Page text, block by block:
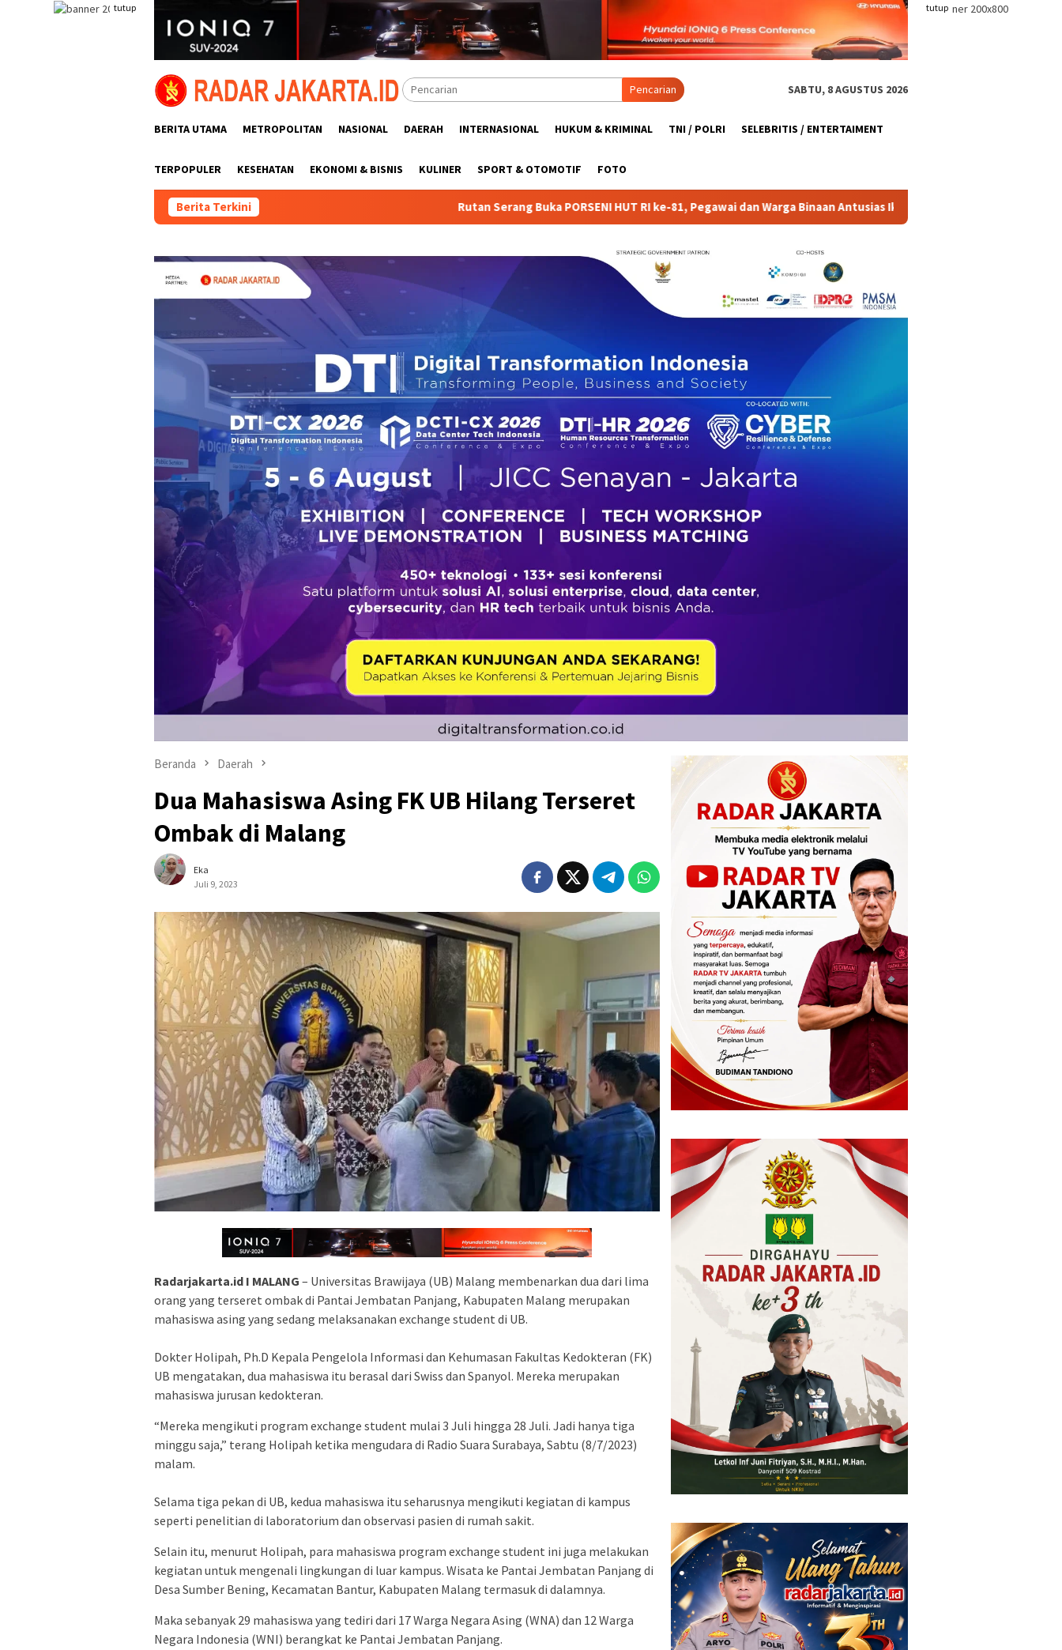
tutup tutup
Pencarian SABTU, 8 AGUSTUS 2026
BERITA UTAMA METROPOLITAN NASIONAL DAERAH INTERNASIONAL HUKUM & KRIMINAL TNI / POLRI SELEBRITIS / ENTERTAIMENT
TERPOPULER KESEHATAN EKONOMI & BISNIS KULINER SPORT & OTOMOTIF FOTO
Berita Terkini Rutan Serang Buka PORSENI HUT RI ke-81, Pegawai dan Warga Binaan Antusias Ikut Lomba Hadiri Konfercab I GPM Kota Yogyakarta,
Beranda Daerah
Dua Mahasiswa Asing FK UB Hilang Terseret
Ombak di Malang
Eka
Juli 9, 2023
Radarjakarta.id I MALANG – Universitas Brawijaya (UB) Malang membenarkan dua dari lima
orang yang terseret ombak di Pantai Jembatan Panjang, Kabupaten Malang merupakan
mahasiswa asing yang sedang melaksanakan exchange student di UB.
Dokter Holipah, Ph.D Kepala Pengelola Informasi dan Kehumasan Fakultas Kedokteran (FK)
UB mengatakan, dua mahasiswa itu berasal dari Swiss dan Spanyol. Mereka merupakan
mahasiswa jurusan kedokteran.
“Mereka mengikuti program exchange student mulai 3 Juli hingga 28 Juli. Jadi hanya tiga
minggu saja,” terang Holipah ketika mengudara di Radio Suara Surabaya, Sabtu (8/7/2023)
malam.
Selama tiga pekan di UB, kedua mahasiswa itu seharusnya mengikuti kegiatan di kampus
seperti penelitian di laboratorium dan observasi pasien di rumah sakit.
Selain itu, menurut Holipah, para mahasiswa program exchange student ini juga melakukan
kegiatan untuk mengenali lingkungan di luar kampus. Wisata ke Pantai Jembatan Panjang di
Desa Sumber Bening, Kecamatan Bantur, Kabupaten Malang termasuk di dalamnya.
Maka sebanyak 29 mahasiswa yang tediri dari 17 Warga Negara Asing (WNA) dan 12 Warga
Negara Indonesia (WNI) berangkat ke Pantai Jembatan Panjang.